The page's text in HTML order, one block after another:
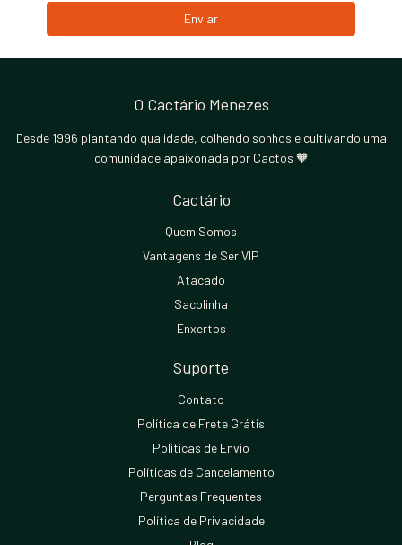
O Cactário Menezes
Desde 1996 plantando qualidade, colhendo sonhos e cultivando uma
comunidade apaixonada por Cactos 🧡
Cactário
Quem Somos
Vantagens de Ser VIP
Atacado
Sacolinha
Enxertos
Suporte
Contato
Política de Frete Grátis
Políticas de Envio
Políticas de Cancelamento
Perguntas Frequentes
Política de Privacidade